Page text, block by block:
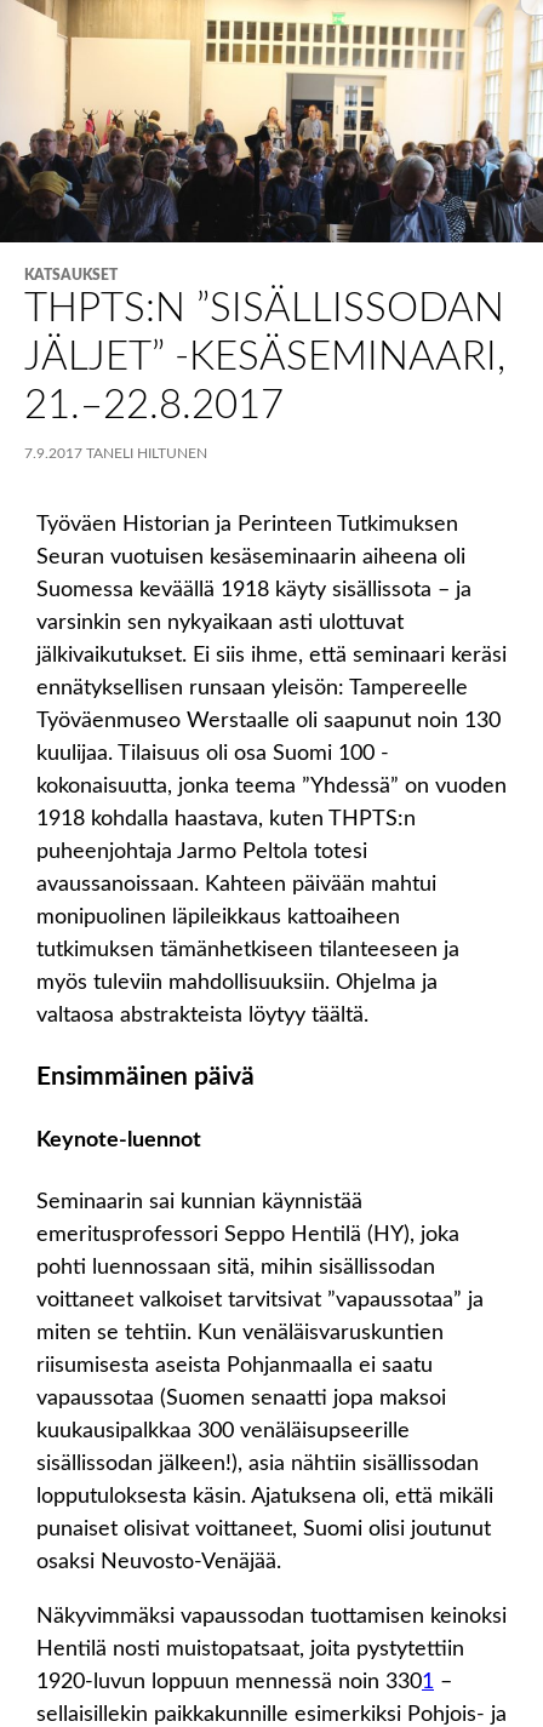
KATSAUKSET
THPTS:N ”SISÄLLISSODAN
JÄLJET” -KESÄSEMINAARI,
21.–22.8.2017
7.9.2017 TANELI HILTUNEN
Työväen Historian ja Perinteen Tutkimuksen
Seuran vuotuisen kesäseminaarin aiheena oli
Suomessa keväällä 1918 käyty sisällissota – ja
varsinkin sen nykyaikaan asti ulottuvat
jälkivaikutukset. Ei siis ihme, että seminaari keräsi
ennätyksellisen runsaan yleisön: Tampereelle
Työväenmuseo Werstaalle oli saapunut noin 130
kuulijaa. Tilaisuus oli osa Suomi 100 -
kokonaisuutta, jonka teema ”Yhdessä” on vuoden
1918 kohdalla haastava, kuten THPTS:n
puheenjohtaja Jarmo Peltola totesi
avaussanoissaan. Kahteen päivään mahtui
monipuolinen läpileikkaus kattoaiheen
tutkimuksen tämänhetkiseen tilanteeseen ja
myös tuleviin mahdollisuuksiin. Ohjelma ja
valtaosa abstrakteista löytyy täältä.
Ensimmäinen päivä
Keynote-luennot
Seminaarin sai kunnian käynnistää
emeritusprofessori Seppo Hentilä (HY), joka
pohti luennossaan sitä, mihin sisällissodan
voittaneet valkoiset tarvitsivat ”vapaussotaa” ja
miten se tehtiin. Kun venäläisvaruskuntien
riisumisesta aseista Pohjanmaalla ei saatu
vapaussotaa (Suomen senaatti jopa maksoi
kuukausipalkkaa 300 venäläisupseerille
sisällissodan jälkeen!), asia nähtiin sisällissodan
lopputuloksesta käsin. Ajatuksena oli, että mikäli
punaiset olisivat voittaneet, Suomi olisi joutunut
osaksi Neuvosto-Venäjää.
Näkyvimmäksi vapaussodan tuottamisen keinoksi
Hentilä nosti muistopatsaat, joita pystytettiin
1920-luvun loppuun mennessä noin 3301 –
sellaisillekin paikkakunnille esimerkiksi Pohjois- ja